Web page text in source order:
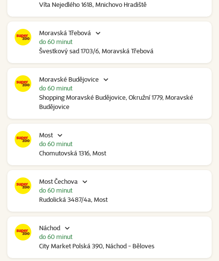
Víta Nejedlého 1618, Mnichovo Hradiště
Moravská Třebová
Švestkový sad 1703/6, Moravská Třebová
do 60 minut
Moravské Budějovice
Shopping Moravské Budějovice, Okružní 1779, Moravské
Budějovice
do 60 minut
Most
Chomutovská 1316, Most
do 60 minut
Most Čechova
Rudolická 3487/4a, Most
do 60 minut
Náchod
City Market Polská 390, Náchod - Běloves
do 60 minut